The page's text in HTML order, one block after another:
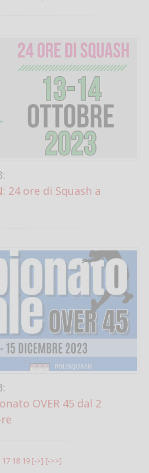
24 ore di Squash a
OVER 45 dal 2
17 18 19 [->] [->>]